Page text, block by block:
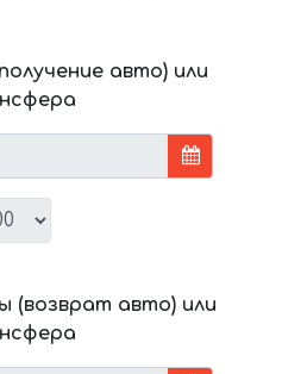
авто) или
(возврат авто) или